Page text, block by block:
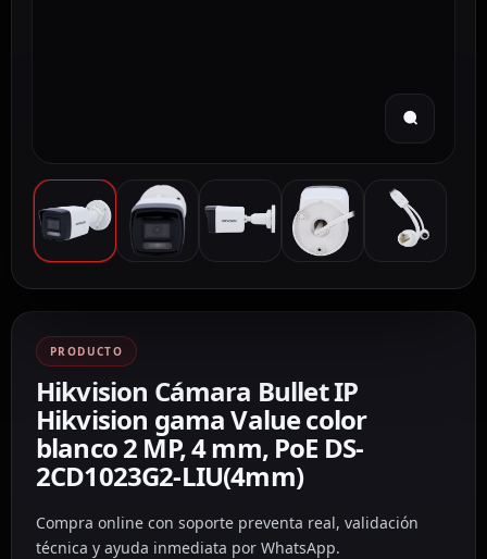
PRODUCTO
Hikvision Cámara Bullet IP
Hikvision gama Value color
blanco 2 MP, 4 mm, PoE DS-
2CD1023G2-LIU(4mm)
Compra online con soporte preventa real, validación
técnica y ayuda inmediata por WhatsApp.